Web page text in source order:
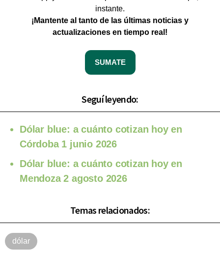
instante.
¡Mantente al tanto de las últimas noticias y
actualizaciones en tiempo real!
SUMATE
Seguí leyendo:
Dólar blue: a cuánto cotizan hoy en
Córdoba 1 junio 2026
Dólar blue: a cuánto cotizan hoy en
Mendoza 2 agosto 2026
Temas relacionados:
dólar